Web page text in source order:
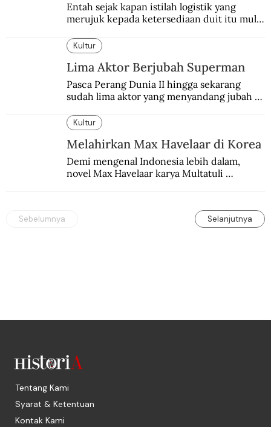
Entah sejak kapan istilah logistik yang
merujuk kepada ketersediaan duit itu mulai
Kultur
Lima Aktor Berjubah Superman
Pasca Perang Dunia II hingga sekarang
sudah lima aktor yang menyandang jubah
para penggemarnya?
Kultur
Melahirkan Max Havelaar di Korea
Demi mengenal Indonesia lebih dalam,
novel Max Havelaar karya Multatuli
Sebelumnya Selanjutnya
Tentang Kami
Syarat & Ketentuan
Kontak Kami